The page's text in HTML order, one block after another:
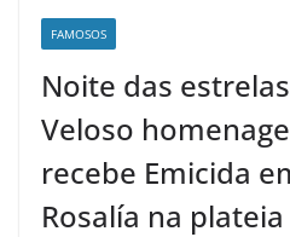
FAMOSOS
Noite das
Veloso
recebe Emicida
Rosalía na plateia